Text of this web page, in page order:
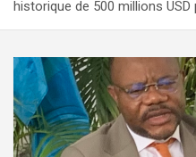
historique de 500 millions